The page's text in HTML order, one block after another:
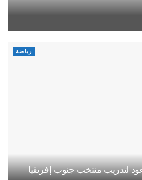
رياضة
لتدريب منتخب جنوب إفريقيا